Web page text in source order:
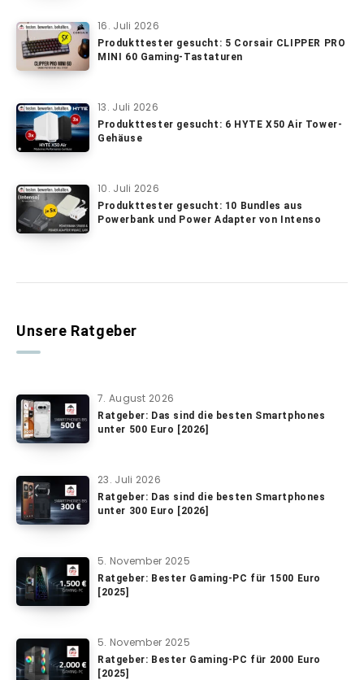
16. Juli 2026
Produkttester gesucht: 5 Corsair CLIPPER PRO
MINI 60 Gaming-Tastaturen
13. Juli 2026
Produkttester gesucht: 6 HYTE X50 Air Tower-
Gehäuse
10. Juli 2026
Produkttester gesucht: 10 Bundles aus
Powerbank und Power Adapter von Intenso
Unsere Ratgeber
7. August 2026
Ratgeber: Das sind die besten Smartphones
unter 500 Euro [2026]
23. Juli 2026
Ratgeber: Das sind die besten Smartphones
unter 300 Euro [2026]
5. November 2025
Ratgeber: Bester Gaming-PC für 1500 Euro
[2025]
5. November 2025
Ratgeber: Bester Gaming-PC für 2000 Euro
[2025]